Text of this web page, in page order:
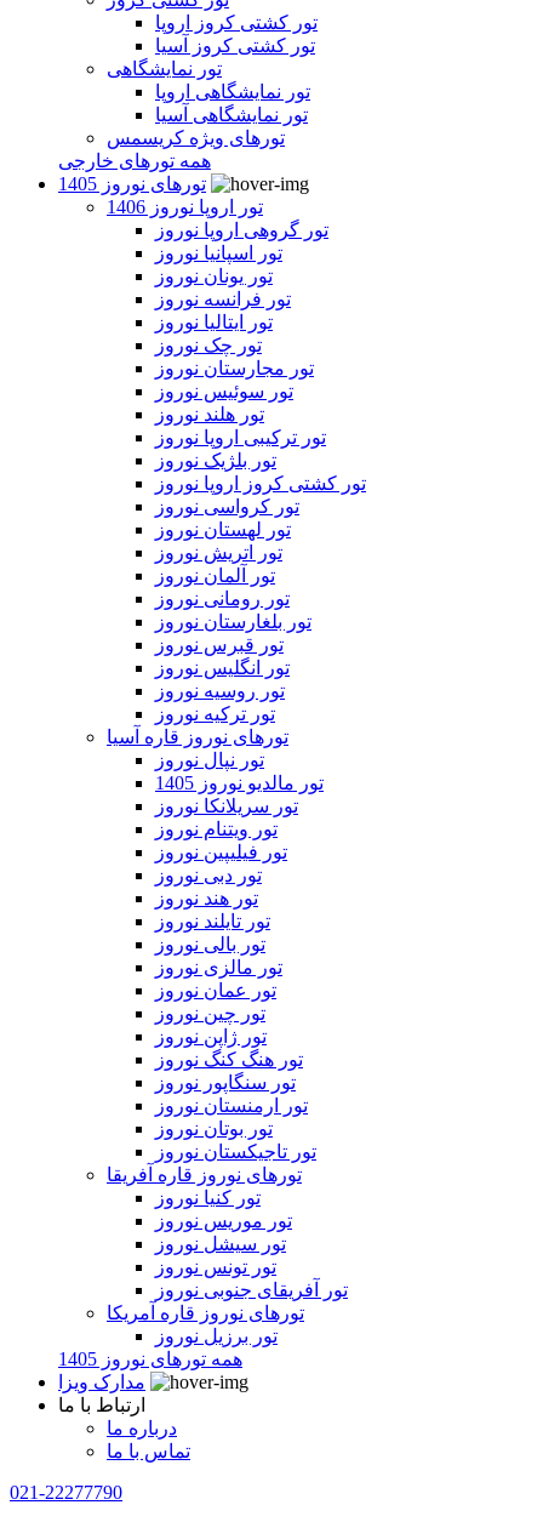
تور کشتی کروز اروپا
تور کشتی کروز آسیا
تور نمایشگاهی
تور نمایشگاهی اروپا
تور نمایشگاهی آسیا
تورهای ویژه کریسمس
همه تورهای خارجی
تورهای نوروز 1405
تور اروپا نوروز 1406
تور گروهی اروپا نوروز
تور اسپانیا نوروز
تور یونان نوروز
تور فرانسه نوروز
تور ایتالیا نوروز
تور چک نوروز
تور مجارستان نوروز
تور سوئیس نوروز
تور هلند نوروز
تور ترکیبی اروپا نوروز
تور بلژیک نوروز
تور کشتی کروز اروپا نوروز
تور کرواسی نوروز
تور لهستان نوروز
تور اتریش نوروز
تور آلمان نوروز
تور رومانی نوروز
تور بلغارستان نوروز
تور قبرس نوروز
تور انگلیس نوروز
تور روسیه نوروز
تور ترکیه نوروز
تورهای نوروز قاره آسیا
تور نپال نوروز
تور مالدیو نوروز 1405
تور سریلانکا نوروز
تور ویتنام نوروز
تور فیلیپین نوروز
تور دبی نوروز
تور هند نوروز
تور تایلند نوروز
تور بالی نوروز
تور مالزی نوروز
تور عمان نوروز
تور چین نوروز
تور ژاپن نوروز
تور هنگ کنگ نوروز
تور سنگاپور نوروز
تور ارمنستان نوروز
تور بوتان نوروز
تور تاجیکستان نوروز
تورهای نوروز قاره آفریقا
تور کنیا نوروز
تور موریس نوروز
تور سیشل نوروز
تور تونس نوروز
تور آفریقای جنوبی نوروز
تورهای نوروز قاره آمریکا
تور برزیل نوروز
همه تورهای نوروز 1405
مدارک ویزا
ارتباط با ما
درباره ما
تماس با ما
021-22277790